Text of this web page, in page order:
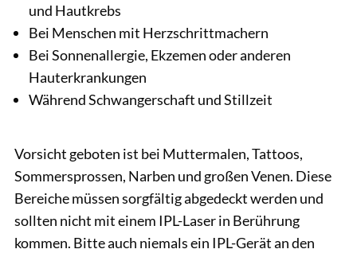
und Hautkrebs
Bei Menschen mit Herzschrittmachern
Bei Sonnenallergie, Ekzemen oder anderen
Hauterkrankungen
Während Schwangerschaft und Stillzeit
Vorsicht geboten ist bei Muttermalen, Tattoos,
Sommersprossen, Narben und großen Venen. Diese
Bereiche müssen sorgfältig abgedeckt werden und
sollten nicht mit einem IPL-Laser in Berührung
kommen. Bitte auch niemals ein IPL-Gerät an den